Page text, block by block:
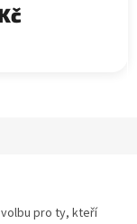
pro ty, kteří